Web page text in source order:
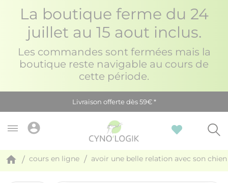
La boutique ferme du 24
juillet au 15 aout inclus.
Les commandes sont fermées mais la
boutique reste navigable au cours de
cette période.
Livraison offerte dès 59€ *
account_circle
home cours en ligne avoir une belle relation avec son